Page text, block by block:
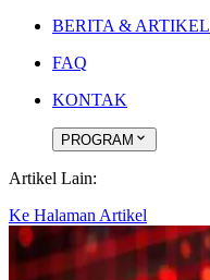
BERITA & ARTIKEL
FAQ
KONTAK
PROGRAM
Artikel Lain:
Ke Halaman Artikel